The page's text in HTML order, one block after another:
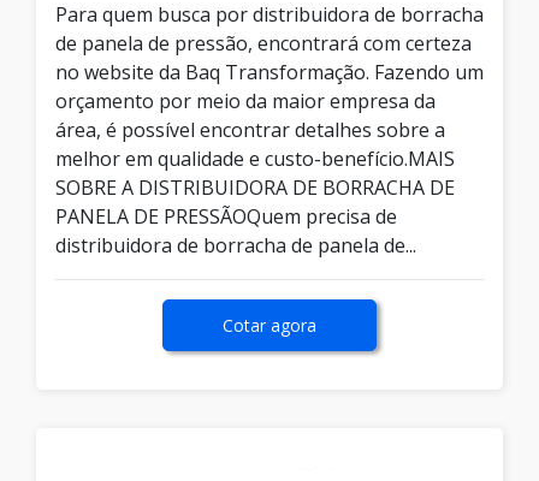
Para quem busca por distribuidora de borracha
de panela de pressão, encontrará com certeza
no website da Baq Transformação. Fazendo um
orçamento por meio da maior empresa da
área, é possível encontrar detalhes sobre a
melhor em qualidade e custo-benefício.MAIS
SOBRE A DISTRIBUIDORA DE BORRACHA DE
PANELA DE PRESSÃOQuem precisa de
distribuidora de borracha de panela de...
Cotar agora